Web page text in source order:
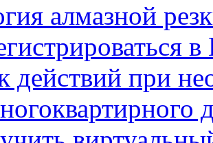
алмазной
действий при